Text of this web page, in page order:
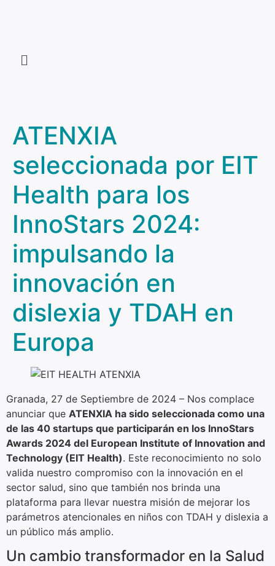
ATENXIA
seleccionada por EIT
Health para los
InnoStars 2024:
impulsando la
innovación en
dislexia y TDAH en
Europa
Granada, 27 de Septiembre de 2024 – Nos complace
anunciar que ATENXIA ha sido seleccionada como una
de las 40 startups que participarán en los InnoStars
Awards 2024 del European Institute of Innovation and
Technology (EIT Health). Este reconocimiento no solo
valida nuestro compromiso con la innovación en el
sector salud, sino que también nos brinda una
plataforma para llevar nuestra misión de mejorar los
parámetros atencionales en niños con TDAH y dislexia a
un público más amplio.
Un cambio transformador en la Salud